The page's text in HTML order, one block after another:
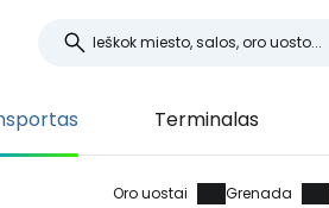
Terminalas
Oro uostai Grenada